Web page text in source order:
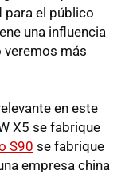
para el público
una influencia
veremos más
en este
X5 se fabrique
S90 se fabrique
empresa china